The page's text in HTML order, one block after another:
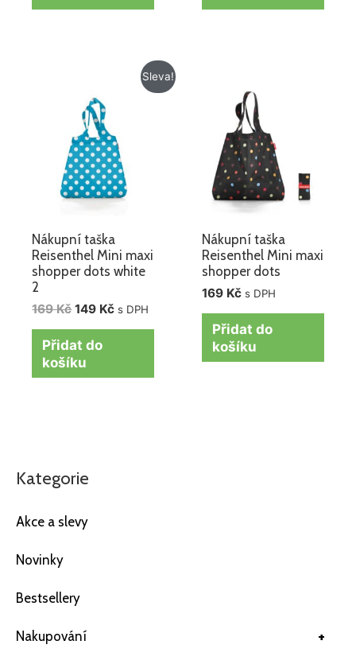
Kategorie
Akce a slevy
Novinky
Bestsellery
+
Nakupování
Sleva!
Nákupní taška
Reisenthel Mini maxi
shopper dots white
2
169Kč
byla:
169 Kč.
149 Kč
Aktuální
cena
s DPH
Přidat do
košíku
Nákupní taška
Reisenthel Mini maxi
shopper dots
169 Kč s DPH
Přidat do
košíku